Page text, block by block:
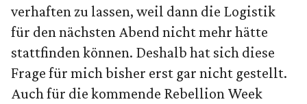
verhaften zu lassen, weil dann die Logistik
für den nächsten Abend nicht mehr hätte
stattfinden können. Deshalb hat sich diese
Frage für mich bisher erst gar nicht gestellt.
Auch für die kommende Rebellion Week